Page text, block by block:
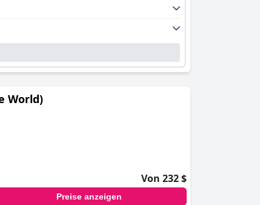
World)
Von 232 $
Preise anzeigen